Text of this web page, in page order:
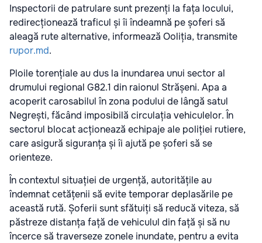
Inspectorii de patrulare sunt prezenți la fața locului,
redirecționează traficul și îi îndeamnă pe șoferi să
aleagă rute alternative, informează Ooliția, transmite
rupor.md.
Ploile torențiale au dus la inundarea unui sector al
drumului regional G82.1 din raionul Strășeni. Apa a
acoperit carosabilul în zona podului de lângă satul
Negrești, făcând imposibilă circulația vehiculelor. În
sectorul blocat acționează echipaje ale poliției rutiere,
care asigură siguranța și îi ajută pe șoferi să se
orienteze.
În contextul situației de urgență, autoritățile au
îndemnat cetățenii să evite temporar deplasările pe
această rută. Șoferii sunt sfătuiți să reducă viteza, să
păstreze distanța față de vehiculul din față și să nu
încerce să traverseze zonele inundate, pentru a evita